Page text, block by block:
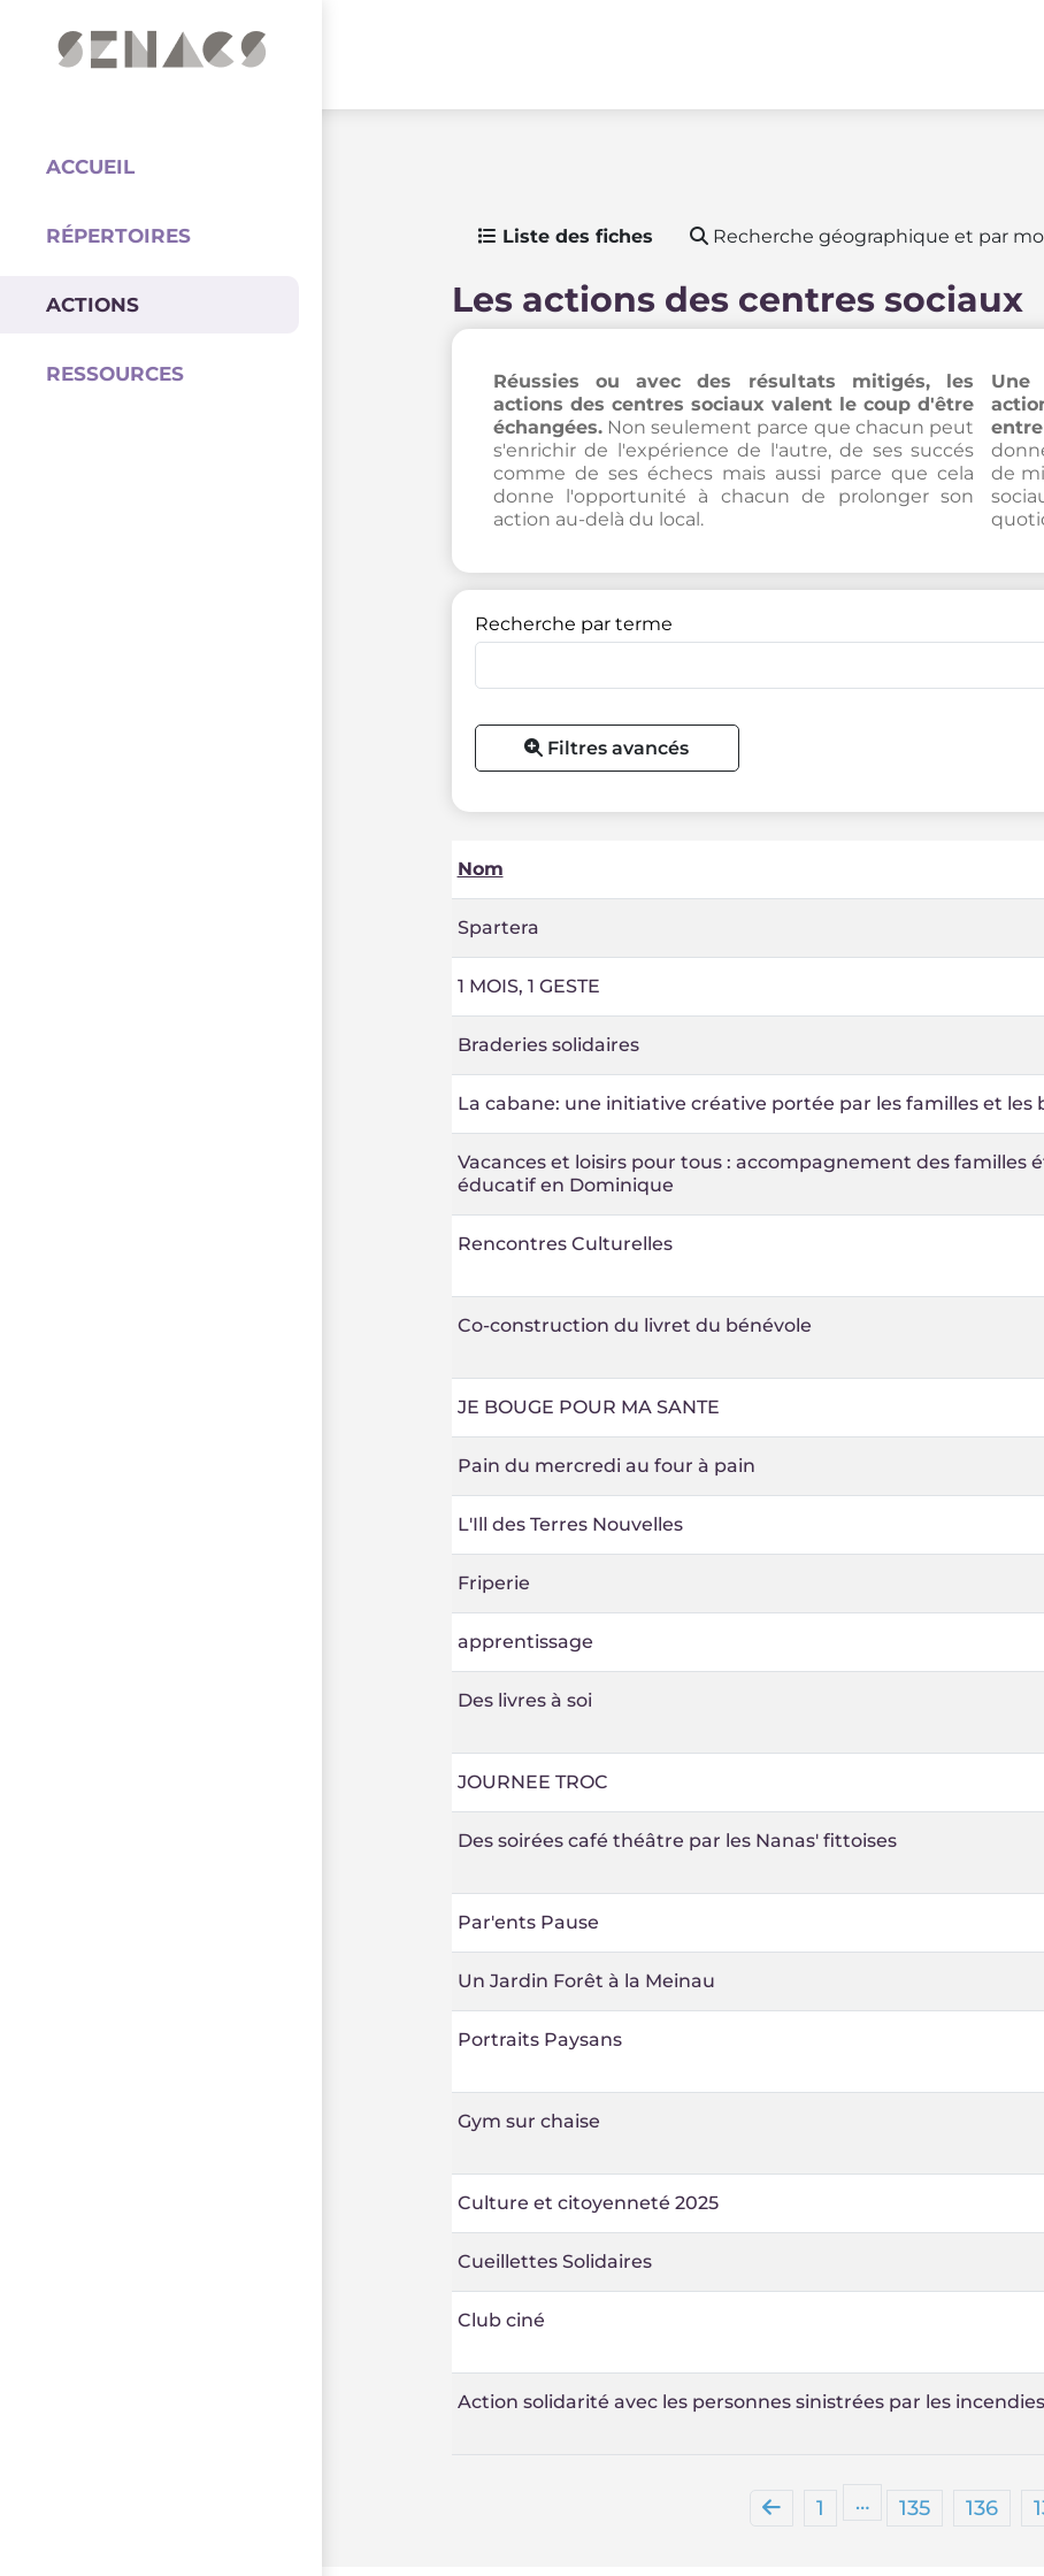
ACCUEIL
RÉPERTOIRES
ACTIONS
RESSOURCES
Coordination
Liste des fiches Recherche géographique et par
Les actions des centres sociaux
Réussies ou avec des résultats mitigés, les
actions des centres sociaux valent le coup d'être
échangées.Non seulement parce que chacun peut
s'enrichir de l'expérience de l'autre, de ses succés
comme de ses échecs mais aussi parce que cela
donne l'opportunité à chacun de prolonger son
action au-delà du local.
Une
de
Recherche par terme
Filtres avancés
Nom
Spartera
1 MOIS, 1 GESTE
Braderies solidaires
La cabane: une initiative créative portée par les familles et les
Vacances et loisirs pour tous : accompagnement des familles
éducatif en Dominique
Rencontres Culturelles
Co-construction du livret du bénévole
JE BOUGE POUR MA SANTE
Pain du mercredi au four à pain
L'Ill des Terres Nouvelles
Friperie
apprentissage
Des livres à soi
JOURNEE TROC
Des soirées café théâtre par les Nanas' fittoises
Par'ents Pause
Un Jardin Forêt à la Meinau
Portraits Paysans
Gym sur chaise
Culture et citoyenneté 2025
Cueillettes Solidaires
Club ciné
Action solidarité avec les personnes sinistrées par les
1 … 135 136